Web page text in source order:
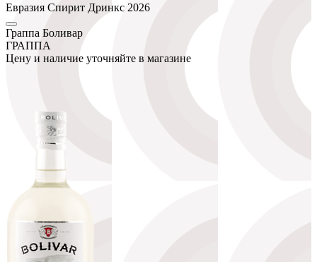
Евразия Спирит Дринкс 2026
Граппа Боливар
ГРАППА
Цену и наличие уточняйте в магазине